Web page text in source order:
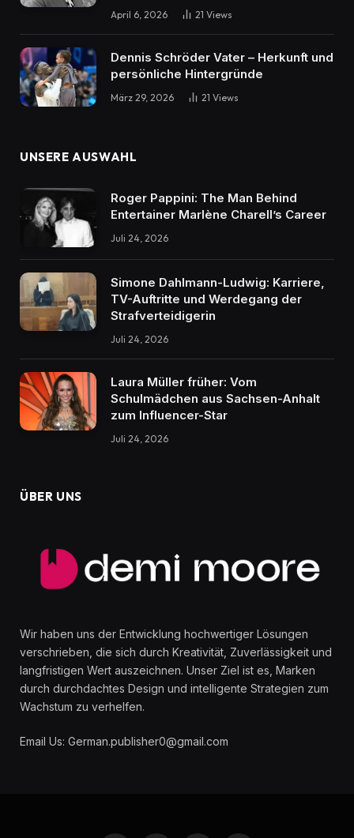
April 6, 2026 21 Views
Dennis Schröder Vater – Herkunft und
persönliche Hintergründe
März 29, 2026 21 Views
UNSERE AUSWAHL
Roger Pappini: The Man Behind
Entertainer Marlène Charell’s Career
Juli 24, 2026
Simone Dahlmann-Ludwig: Karriere,
TV-Auftritte und Werdegang der
Strafverteidigerin
Juli 24, 2026
Laura Müller früher: Vom
Schulmädchen aus Sachsen-Anhalt
zum Influencer-Star
Juli 24, 2026
ÜBER UNS
Wir haben uns der Entwicklung hochwertiger Lösungen
verschrieben, die sich durch Kreativität, Zuverlässigkeit und
langfristigen Wert auszeichnen. Unser Ziel ist es, Marken
durch durchdachtes Design und intelligente Strategien zum
Wachstum zu verhelfen.
Email Us: German.publisher0@gmail.com